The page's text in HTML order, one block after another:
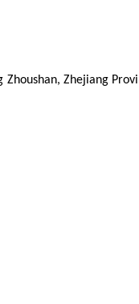
Zhoushan, Zhejiang Provi